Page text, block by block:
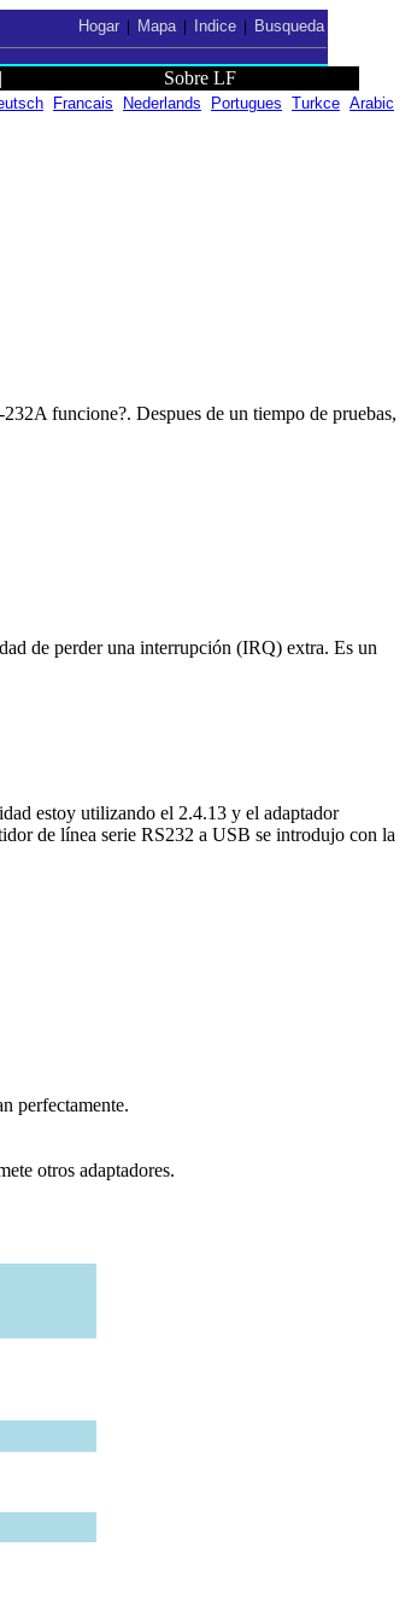
Hogar| Mapa| Indice| Busqueda
| Sobre LF
Francais Nederlands Portugues Turkce Arabic
funcione?. Despues de un tiempo de pruebas,
de perder una interrupción (IRQ) extra. Es un
estoy utilizando el 2.4.13 y el adaptador
de línea serie RS232 a USB se introdujo con la
perfectamente.
otros adaptadores.